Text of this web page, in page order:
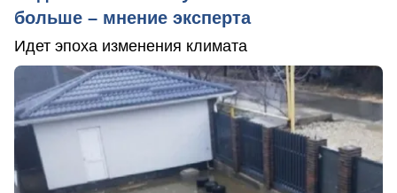
больше – мнение эксперта
Идет эпоха изменения климата